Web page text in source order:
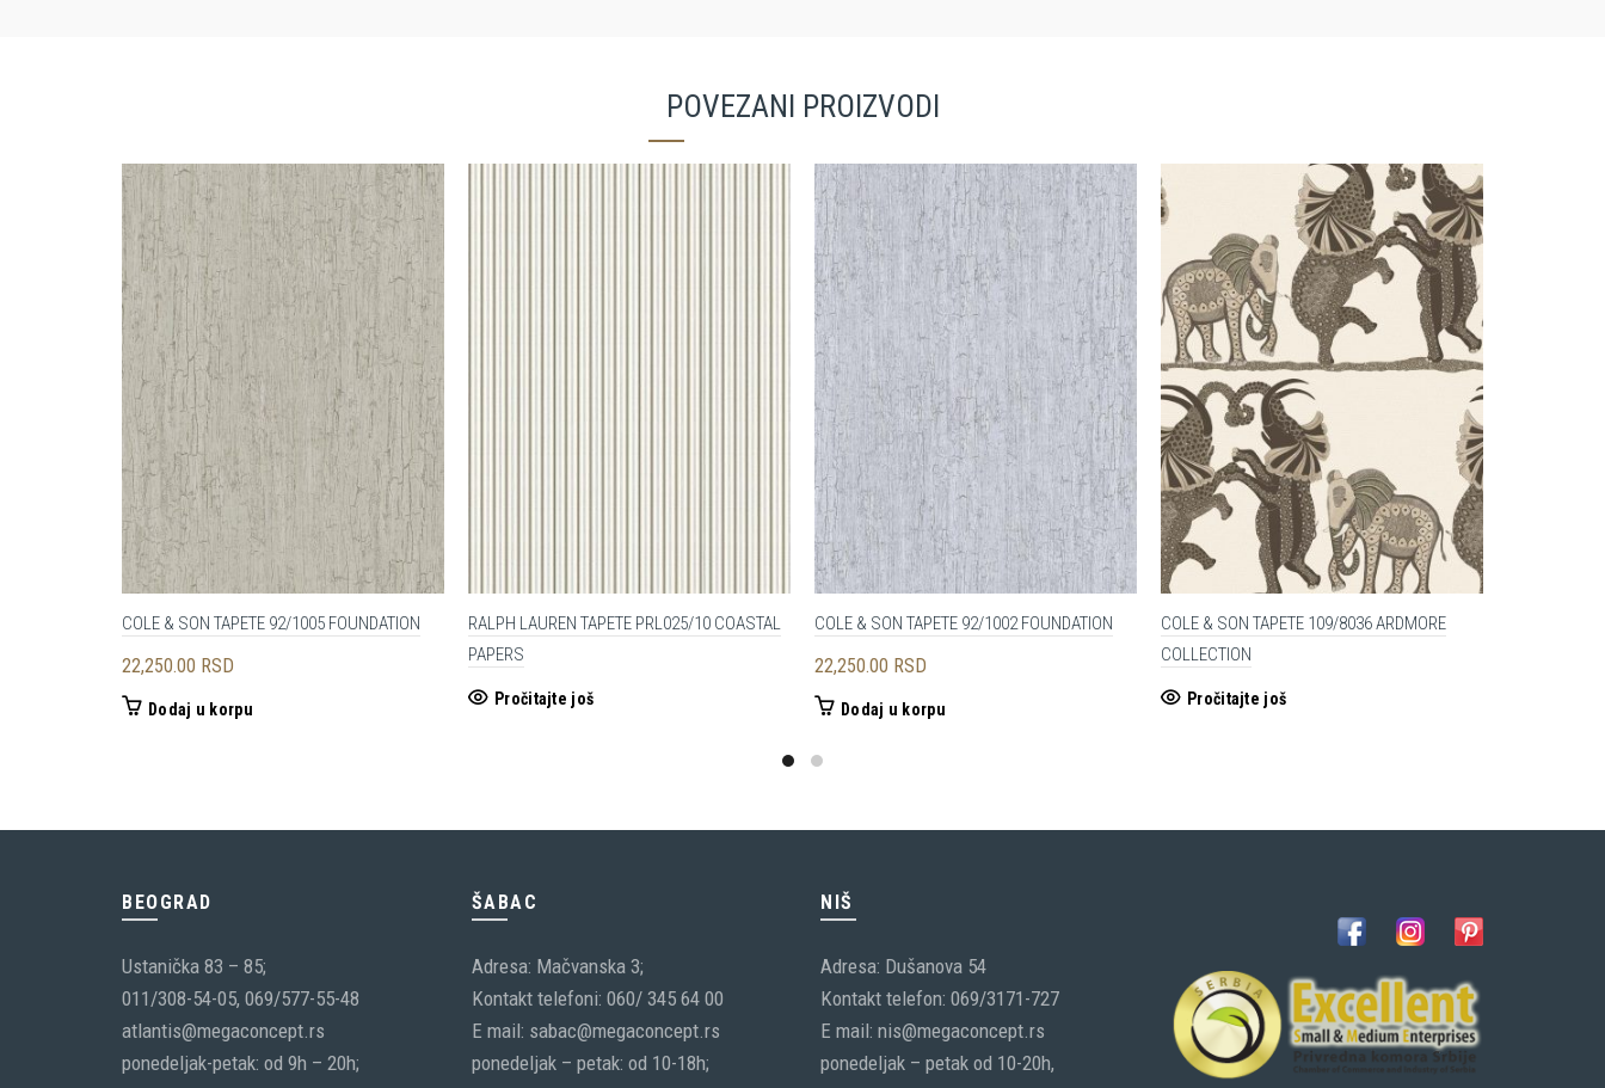
POVEZANI PROIZVODI
COLE & SON TAPETE 92/1005 FOUNDATION
22,250.00 RSD
Dodaj u korpu
RALPH LAUREN TAPETE PRL025/10 COASTAL
PAPERS
Pročitajte još
COLE & SON TAPETE 92/1002 FOUNDATION
22,250.00 RSD
Dodaj u korpu
COLE & SON TAPETE 109/8036 ARDMORE
COLLECTION
Pročitajte još
BEOGRAD
Ustanička 83 – 85;
011/308-54-05, 069/577-55-48
atlantis@megaconcept.rs
ponedeljak-petak: od 9h – 20h;
ŠABAC
Adresa: Mačvanska 3;
Kontakt telefoni: 060/ 345 64 00
E mail: sabac@megaconcept.rs
ponedeljak – petak: od 10-18h;
NIŠ
Adresa: Dušanova 54
Kontakt telefon: 069/3171-727
E mail: nis@megaconcept.rs
ponedeljak – petak od 10-20h,